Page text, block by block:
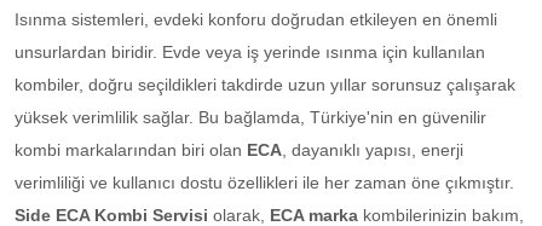
Isınma sistemleri, evdeki konforu doğrudan etkileyen en önemli
unsurlardan biridir. Evde veya iş yerinde ısınma için kullanılan
kombiler, doğru seçildikleri takdirde uzun yıllar sorunsuz çalışarak
yüksek verimlilik sağlar. Bu bağlamda, Türkiye'nin en güvenilir
kombi markalarından biri olan ECA , dayanıklı yapısı, enerji
verimliliği ve kullanıcı dostu özellikleri ile her zaman öne çıkmıştır.
Side ECA Kombi Servisi olarak, ECA marka kombilerinizin bakım,